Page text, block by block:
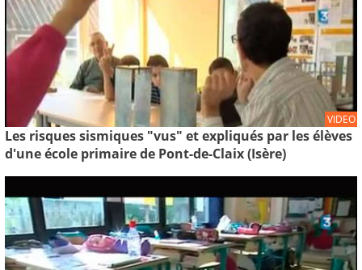
VIDEO
Les risques sismiques "vus" et expliqués par les élèves
d'une école primaire de Pont-de-Claix (Isère)